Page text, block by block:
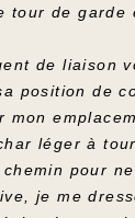
de garde
de liaison
position de
léger à
pour
je me